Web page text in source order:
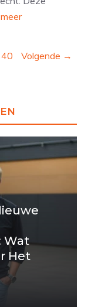
Pagina
40 Volgende →
Wat
Het